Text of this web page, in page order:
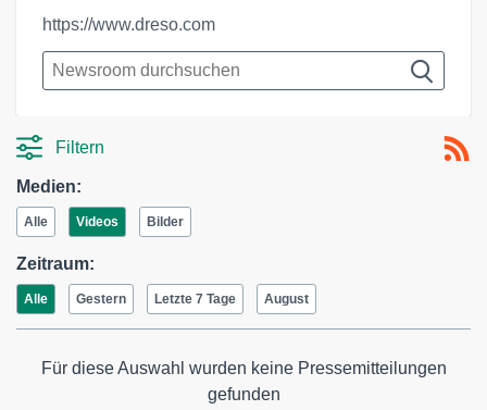
https://www.dreso.com
Filtern
Medien:
Alle Videos Bilder
Zeitraum:
Alle Gestern Letzte 7 Tage August
Für diese Auswahl wurden keine Pressemitteilungen
gefunden